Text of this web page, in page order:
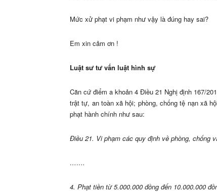
Mức xử phạt vi phạm như vậy là đúng hay sai?
Em xin cảm ơn !
Luật sư tư vấn luật hình sự
Căn cứ điểm a khoản 4 Điều 21 Nghị định 167/
trật tự, an toàn xã hội; phòng, chống tệ nạn xã
phạt hành chính như sau:
Điều 21. Vi phạm các quy định về phòng, chống
…….
4. Phạt tiền từ 5.000.000 đồng đến 10.000.000